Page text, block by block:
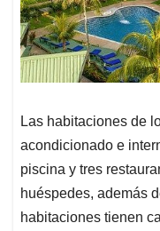
Las habitaciones de
acondicionado e
piscina y tres
huéspedes, además
habitaciones tienen